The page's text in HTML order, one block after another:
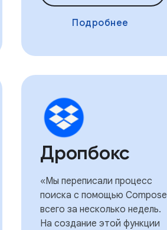
Подробнее
Дропбокс
«Мы переписали процесс
поиска с помощью Compose
всего за несколько недель.
На создание этой функции